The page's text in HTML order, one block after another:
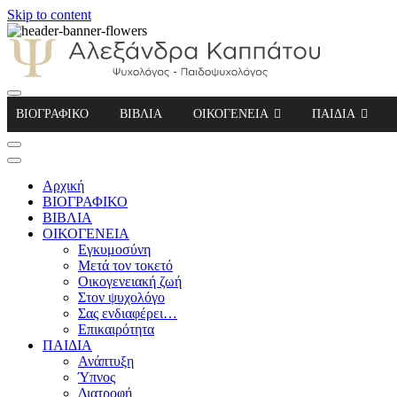
Skip to content
Αλεξάνδρα Καππάτου Ψυχολόγος –
ΒΙΟΓΡΑΦΙΚΟ ΒΙΒΛΙΑ ΟΙΚΟΓΕΝΕΙΑ ΠΑΙΔΙΑ
Αρχική
ΒΙΟΓΡΑΦΙΚΟ
ΒΙΒΛΙΑ
ΟΙΚΟΓΕΝΕΙΑ
Εγκυμοσύνη
Μετά τον τοκετό
Οικογενειακή ζωή
Στον ψυχολόγο
Σας ενδιαφέρει…
Επικαιρότητα
ΠΑΙΔΙΑ
Ανάπτυξη
Ύπνος
Διατροφή